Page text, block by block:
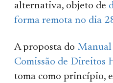
alternativa, objeto de
forma remota no dia
A proposta do Manual
Comissão de Direitos
toma como princípio,